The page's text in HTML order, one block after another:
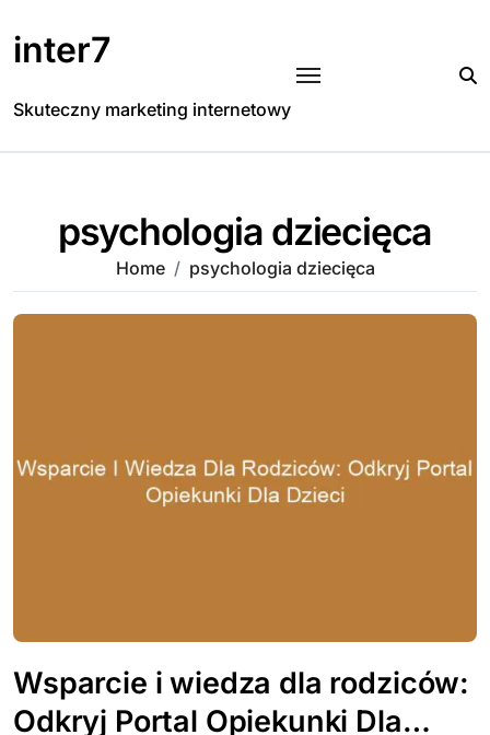
to
content
inter7
Skuteczny marketing internetowy
psychologia dziecięca
Home psychologia dziecięca
Wsparcie i wiedza dla rodziców:
Odkryj Portal Opiekunki Dla